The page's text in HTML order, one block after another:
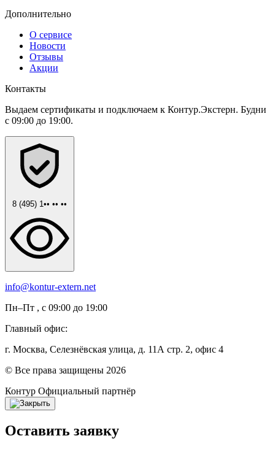
Дополнительно
О сервисе
Новости
Отзывы
Акции
Контакты
Выдаем сертификаты и подключаем к Контур.Экстерн. Будни
с 09:00 до 19:00.
8 (495) 1•• •• ••
info@kontur-extern.net
Пн–Пт , с 09:00 до 19:00
Главный офис:
г. Москва, Селезнёвская улица, д. 11А стр. 2, офис 4
© Все права защищены 2026
Контур Официальный партнёр
Оставить заявку